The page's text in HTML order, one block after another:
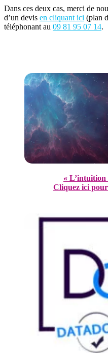
Dans ces deux cas, merci de
d’un devis en cliquant ici (plan
téléphonant au 09 81 95 07 14.
« L’intuition
Cliquez ici